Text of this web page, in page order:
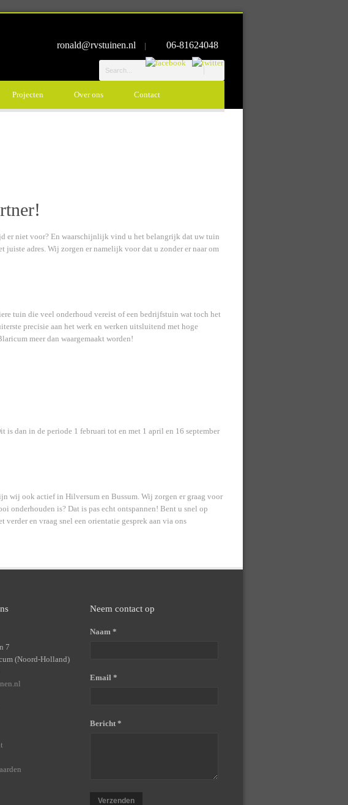
ronald@rvstuinen.nl | 06-81624048
Projecten Over ons Contact
er niet voor? En waarschijnlijk vind u het belangrijk dat uw tuin
adres. Wij zorgen er namelijk voor dat u zonder er naar om
tuin die veel onderhoud vereist of een bedrijfstuin wat toch het
precisie aan het werk en werken uitsluitend met hoge
meer dan waargemaakt worden!
is dan in de periode 1 februari tot en met 1 april en 16 september
wij ook actief in Hilversum en Bussum. Wij zorgen er graag voor
onderhouden is? Dat is pas echt ontspannen! Bent u snel op
en vraag snel een orientatie gesprek aan via ons
7
(Noord-Holland)
Neem contact op
Naam *
Email *
Bericht *
Verzenden